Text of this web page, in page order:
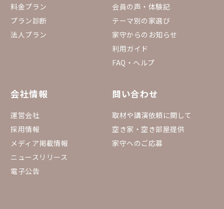
料金プラン
プラン診断
法人プラン
会員の声・体験記
テーマ別の家選び
家守からのお知らせ
利用ガイド
FAQ・ヘルプ
会社情報
運営会社
採用情報
メディア掲載情報
ニュースリリース
電子公告
問い合わせ
取材や講演依頼に関して
空き家・空き部屋提供
家守へのご応募